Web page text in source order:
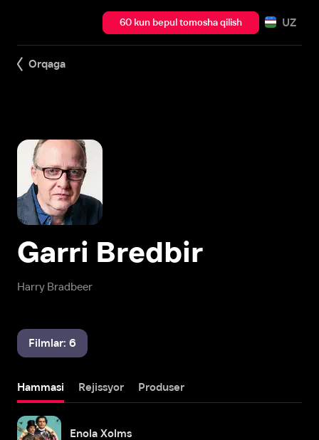
60 kun bepul tomosha qilish UZ
Orqaga
Harry Bradbeer
Garri Bredbir
Filmlar: 6
Hammasi Rejissyor Produser
Enola Xolms